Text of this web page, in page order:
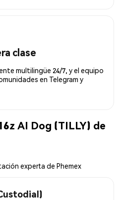
clase
multilingüe 24/7, y el equipo
en Telegram y
AI Dog (TILLY) de
experta de Phemex